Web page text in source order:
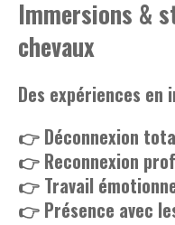
Immersions &
chevaux
Des expériences en
👉 Déconnexion
👉 Reconnexion
👉 Travail
👉 Présence avec